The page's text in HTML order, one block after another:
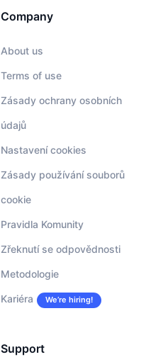
Company
About us
Terms of use
Zásady ochrany osobních
údajů
Nastavení cookies
Zásady používání souborů
cookie
Pravidla Komunity
Zřeknutí se odpovědnosti
Metodologie
Kariéra We’re hiring!
Support